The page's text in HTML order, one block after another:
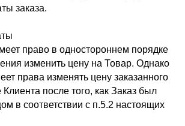
заказа.
право в одностороннем порядке
изменить цену на Товар. Однако
права изменять цену заказанного
после того, как Заказ был
в соответствии с п.5.2 настоящих